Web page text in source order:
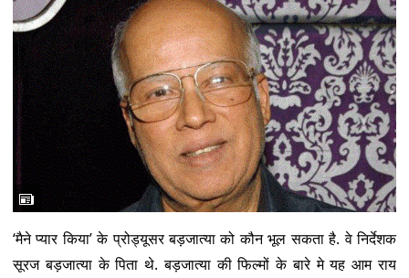
‘मैने प्यार किया’ के प्रोड्यूसर बड़जात्या को कौन भूल सकता है. वे निर्देशक
सूरज बड़जात्या के पिता थे. बड़जात्या की फिल्मों के बारे मे यह आम राय